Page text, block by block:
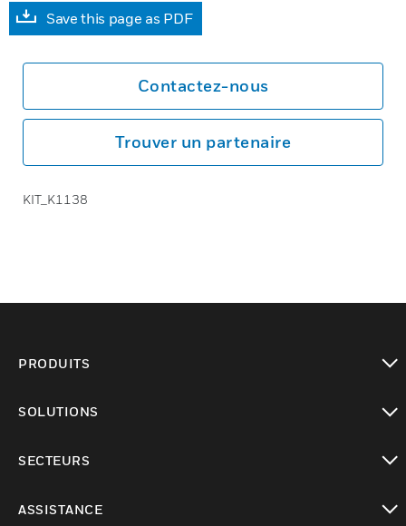
Save this page as PDF
Contactez-nous
Trouver un partenaire
KIT_K1138
PRODUITS
SOLUTIONS
SECTEURS
ASSISTANCE